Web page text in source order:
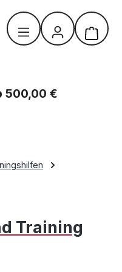
500,00 €
Training